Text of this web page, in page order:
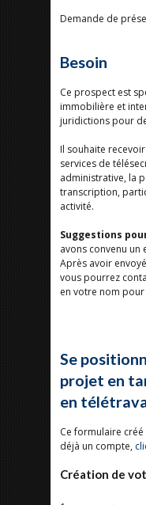
Demande de
Besoin
Ce prospect est
immobilière et
juridictions pour
Il souhaite
services de
administrative, la
transcription,
activité.
Suggestions
avons convenu
Après avoir
vous pourrez
en votre nom
Se
projet en
en
Ce formulaire créé
déjà un compte,
Création de